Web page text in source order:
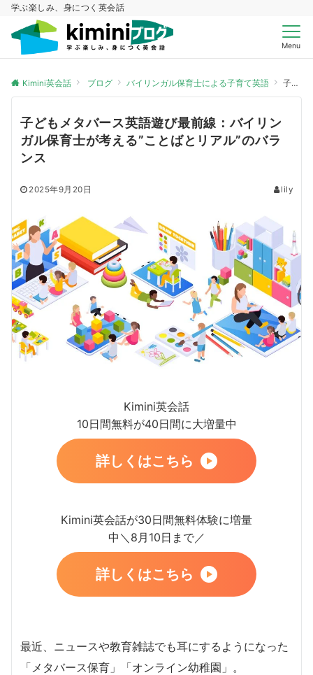
学ぶ楽しみ、身につく英会話
Menu
Kimini英会話 ブログ バイリンガル保育士による子育て英語 子どもメタバース英語遊び最前線：バイリンガル保育士が考える”ことばとリアル”のバランス
子どもメタバース英語遊び最前線：バイリン
ガル保育士が考える”ことばとリアル”のバラ
ンス
2025年9月20日 lily
Kimini英会話
10日間無料が40日間に大増量中
詳しくはこちら
Kimini英会話が30日間無料体験に増量
中＼8月10日まで／
詳しくはこちら
最近、ニュースや教育雑誌でも耳にするようになった
「メタバース保育」「オンライン幼稚園」。